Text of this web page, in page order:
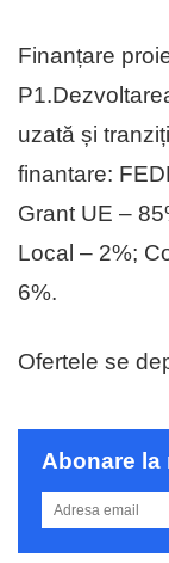
Finanțare
uzată și
finantare:
Grant UE –
Local – 2%;
6%.
Ofertele se
Abonare la